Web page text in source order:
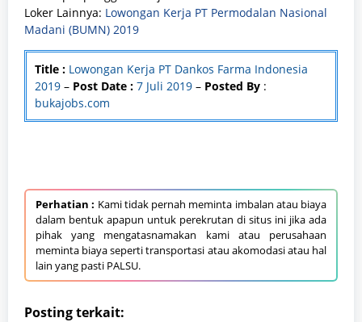
Loker Lainnya: Lowongan Kerja PT Permodalan Nasional
Madani (BUMN) 2019
Title : Lowongan Kerja PT Dankos Farma Indonesia
2019 – Post Date : 7 Juli 2019 – Posted By :
bukajobs.com
Perhatian : Kami tidak pernah meminta imbalan atau biaya
dalam bentuk apapun untuk perekrutan di situs ini jika ada
pihak yang mengatasnamakan kami atau perusahaan
meminta biaya seperti transportasi atau akomodasi atau hal
lain yang pasti PALSU.
Posting terkait: